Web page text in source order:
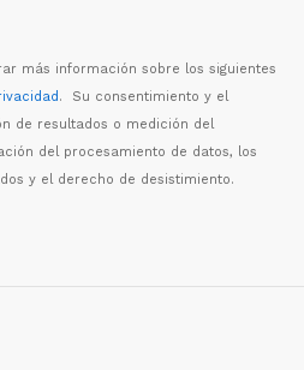
más información sobre los siguientes
. Su consentimiento y el
n de resultados o medición del
ón del procesamiento de datos, los
y el derecho de desistimiento.